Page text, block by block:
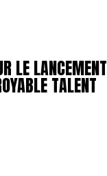
LE LANCEMENT
TALENT